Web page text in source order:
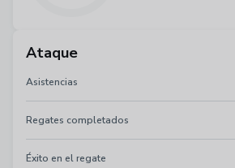
Ataque
Asistencias
Regates completados
Éxito en el regate